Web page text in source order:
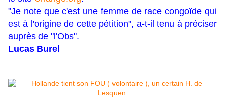
"Je note que c'est une femme de race congoïde qui
est à l'origine de cette pétition", a-t-il tenu à préciser
auprès de "l'Obs".
Lucas Burel